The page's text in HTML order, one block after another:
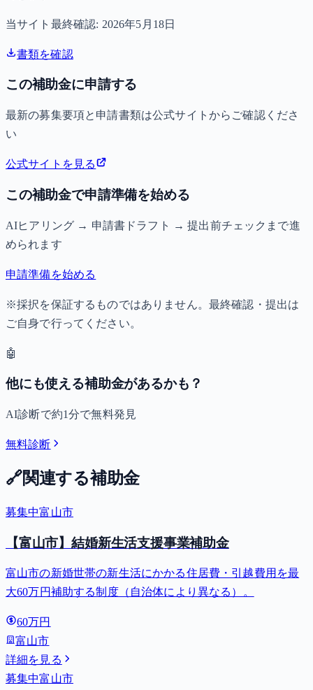
当サイト最終確認: 2026年5月18日
書類を確認
この補助金に申請する
最新の募集要項と申請書類は公式サイトからご確認くださ
い
公式サイトを見る
この補助金で申請準備を始める
AIヒアリング → 申請書ドラフト → 提出前チェックまで進
められます
申請準備を始める
※採択を保証するものではありません。最終確認・提出は
ご自身で行ってください。
🤖
他にも使える補助金があるかも？
AI診断で約1分で無料発見
無料診断
🔗関連する補助金
募集中富山市
【富山市】結婚新生活支援事業補助金
富山市の新婚世帯の新生活にかかる住居費・引越費用を最
大60万円補助する制度（自治体により異なる）。
60万円
富山市
詳細を見る
募集中富山市